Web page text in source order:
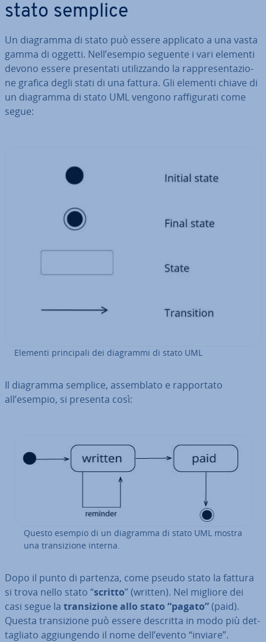
stato semplice
Un diagramma di stato può essere applicato a una vasta
gamma di oggetti. Nell’esempio seguente i vari elementi
devono essere pre­sen­ta­ti uti­liz­zan­do la rap­pre­sen­ta­zio­
ne grafica degli stati di una fattura. Gli elementi chiave di
un diagramma di stato UML vengono raf­fi­gu­ra­ti come
segue:
Elementi prin­ci­pa­li dei diagrammi di stato UML
Il diagramma semplice, as­sem­bla­to e rap­por­ta­to
all’esempio, si presenta così:
Questo esempio di un diagramma di stato UML mostra
una tran­si­zio­ne interna.
Dopo il punto di partenza, come pseudo stato la fattura
si trova nello stato “scritto” (written). Nel migliore dei
casi segue la tran­si­zio­ne allo stato “pagato”(paid).
Questa tran­si­zio­ne può essere descritta in modo più det­
ta­glia­to ag­giun­gen­do il nome dell’evento “inviare”.